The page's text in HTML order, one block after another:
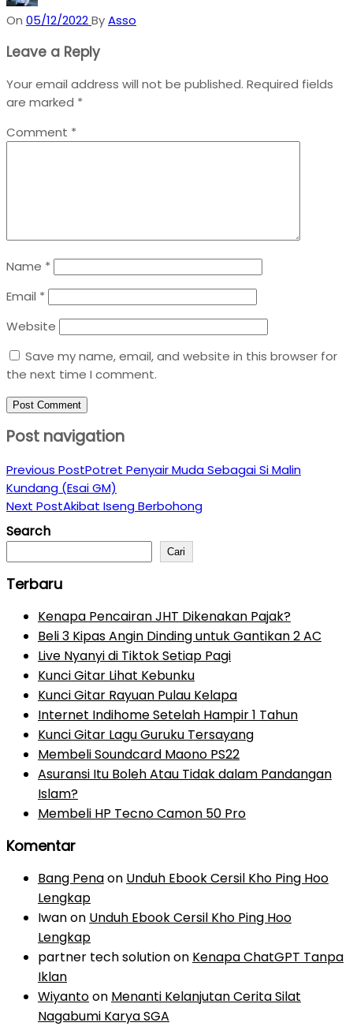
On 05/12/2022ByAsso
Leave a Reply
Your email address will not be published. Required fields
are marked *
Comment *
Name *
Email *
Website
Save my name, email, and website in this browser for
the next time I comment.
Post navigation
Previous PostPotret Penyair Muda Sebagai Si Malin
Kundang (Esai GM)
Next PostAkibat Iseng Berbohong
Search
Cari
Terbaru
Kenapa Pencairan JHT Dikenakan Pajak?
Beli 3 Kipas Angin Dinding untuk Gantikan 2 AC
Live Nyanyi di Tiktok Setiap Pagi
Kunci Gitar Lihat Kebunku
Kunci Gitar Rayuan Pulau Kelapa
Internet Indihome Setelah Hampir 1 Tahun
Kunci Gitar Lagu Guruku Tersayang
Membeli Soundcard Maono PS22
Asuransi Itu Boleh Atau Tidak dalam Pandangan
Islam?
Membeli HP Tecno Camon 50 Pro
Komentar
Bang Penaon Unduh Ebook Cersil Kho Ping Hoo
Lengkap
Iwanon Unduh Ebook Cersil Kho Ping Hoo
Lengkap
partner tech solutionon Kenapa ChatGPT Tanpa
Iklan
Wiyantoon Menanti Kelanjutan Cerita Silat
Nagabumi Karya SGA